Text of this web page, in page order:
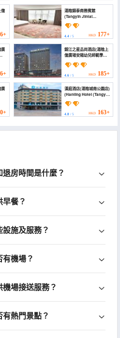
億
湯陰錦泰商務賓館
(Tangyin Jintai
Business Hotel)
4.4/ 5 HKD 177+
廣
錦江之星品尚酒店(湯陰上
億廣場安陽幼兒師範學院
店) (Jinjiang Inn Select
(Anyang Antang
Xincheng))
4.6/ 5 HKD 185+
廣
漢庭酒店(湯陰城南公園店)
(Hanting Hotel (Tangyin
Chengnan Park))
4.8/ 5 HKD 163+
房時間是什麼？
餐？
施及服務？
機場？
場接送服務？
熱門景點？